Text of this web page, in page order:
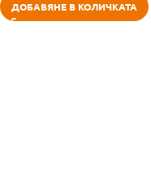
ДОБАВЯНЕ В КОЛИЧКАТА